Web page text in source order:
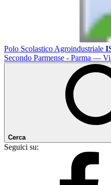
Polo Scolastico Agroindustriale
Secondo Parmense - Parma —
Cerca
Seguici su: